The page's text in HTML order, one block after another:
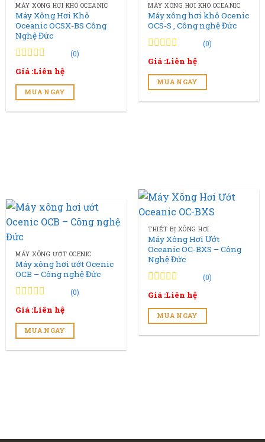
MÁY XÔNG HƠI KHÔ OCEANIC
Máy Xông Hơi Khô
Oceanic OCSX-BS Công
Nghệ Đức
0
trên
5
0
đánh
(0)
Giá :Liên hệ
MUA NGAY
MÁY XÔNG HƠI KHÔ OCEANIC
Máy xông hơi khô Ocenic
OCS-S , Công nghệ Đức
0
trên
5
0
đánh
(0)
Giá :Liên hệ
MUA NGAY
THIẾT BỊ XÔNG HƠI
Máy Xông Hơi Ướt
Oceanic OC-BXS – Công
Nghệ Đức
0
trên
5
0
đánh
(0)
Giá :Liên hệ
MUA NGAY
MÁY XÔNG ƯỚT OCENIC
Máy xông hơi ướt Ocenic
OCB – Công nghệ Đức
0
trên
5
0
đánh
(0)
Giá :Liên hệ
MUA NGAY